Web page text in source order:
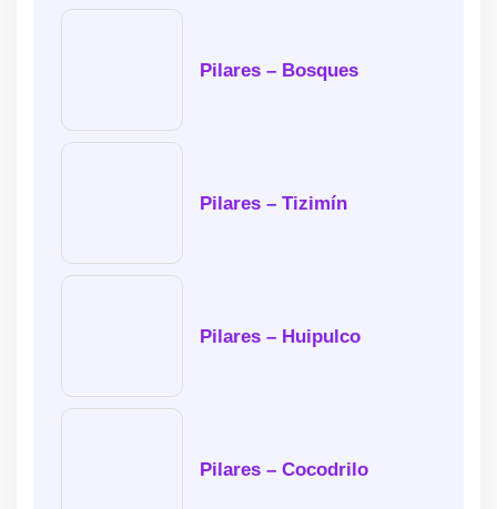
Pilares – Bosques
Pilares – Tizimín
Pilares – Huipulco
Pilares – Cocodrilo